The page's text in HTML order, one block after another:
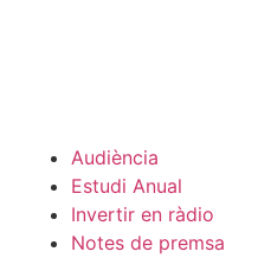
Audiència
Estudi Anual
Invertir en ràdio
Notes de premsa